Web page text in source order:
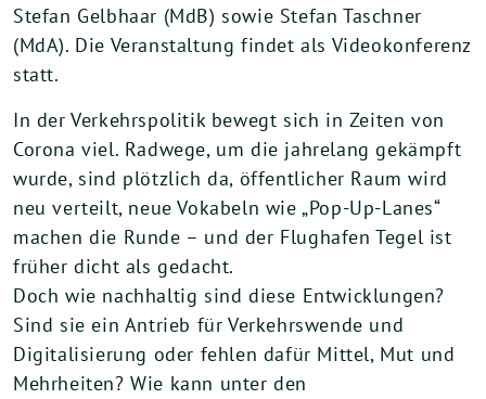
Stefan Gelbhaar (MdB) sowie Stefan Taschner
(MdA). Die Veranstaltung findet als Videokonferenz
statt.
In der Verkehrspolitik bewegt sich in Zeiten von
Corona viel. Radwege, um die jahrelang gekämpft
wurde, sind plötzlich da, öffentlicher Raum wird
neu verteilt, neue Vokabeln wie „Pop-Up-Lanes“
machen die Runde – und der Flughafen Tegel ist
früher dicht als gedacht.
Doch wie nachhaltig sind diese Entwicklungen?
Sind sie ein Antrieb für Verkehrswende und
Digitalisierung oder fehlen dafür Mittel, Mut und
Mehrheiten? Wie kann unter den